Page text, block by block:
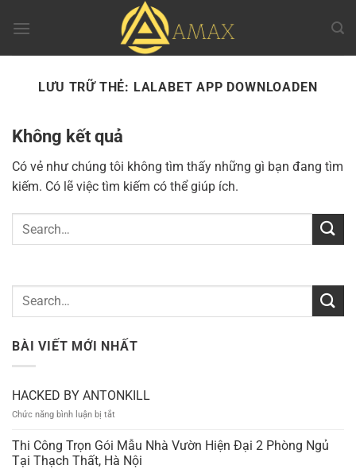
đến
LƯU TRỮ THẺ: LALABET APP DOWNLOADEN
Không kết quả
Có vẻ như chúng tôi không tìm thấy những gì bạn đang tìm
kiếm. Có lẽ việc tìm kiếm có thể giúp ích.
BÀI VIẾT MỚI NHẤT
HACKED BY ANTONKILL
Chức năng bình luận bị tắt
BY
ANTONKILL
Thi Công Trọn Gói Mẫu Nhà Vườn Hiện Đại 2 Phòng Ngủ
Tại Thạch Thất, Hà Nội